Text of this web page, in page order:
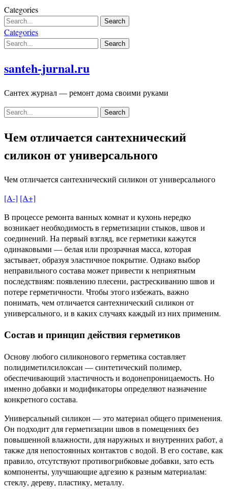
Skip
to
content
Categories
Categories
santeh-jurnal.ru
Сантех журнал — ремонт дома своими руками
Чем отличается сантехнический
силикон от универсального
Чем отличается сантехнический силикон от универсального
[A-] [A+]
В процессе ремонта ванных комнат и кухонь нередко
возникает необходимость в герметизации стыков, швов и
соединений. На первый взгляд, все герметики кажутся
одинаковыми — белая или прозрачная масса, которая
застывает, образуя эластичное покрытие. Однако выбор
неправильного состава может привести к неприятным
последствиям: появлению плесени, растрескиванию швов и
потере герметичности. Чтобы этого избежать, важно
понимать, чем отличается сантехнический силикон от
универсального, и в каких случаях каждый из них применим.
Состав и принцип действия герметиков
Основу любого силиконового герметика составляет
полидиметилсилоксан — синтетический полимер,
обеспечивающий эластичность и водонепроницаемость. Но
именно добавки и модификаторы определяют назначение
конкретного состава.
Универсальный силикон — это материал общего применения.
Он подходит для герметизации швов в помещениях без
повышенной влажности, для наружных и внутренних работ, а
также для непостоянных контактов с водой. В его составе, как
правило, отсутствуют противогрибковые добавки, зато есть
компоненты, улучшающие адгезию к разным материалам:
стеклу, дереву, пластику, металлу.